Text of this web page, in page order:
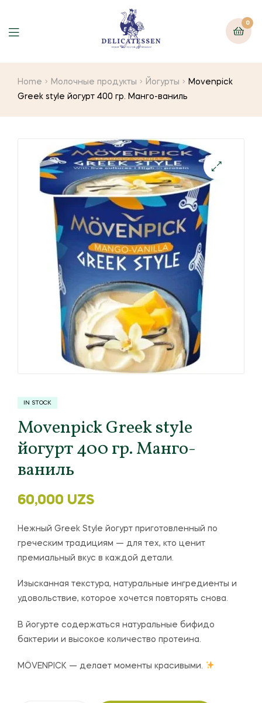
0
Home Молочные продукты Йогурты
Movenpick
Greek style йогурт 400 гр. Манго-ваниль
IN STOCK
Movenpick Greek style
йогурт 400 гр. Манго-
ваниль
60,000 UZS
Нежный Greek Style йогурт приготовленный по
греческим традициям — для тех, кто ценит
премиальный вкус в каждой детали.
Изысканная текстура, натуральные ингредиенты и
удовольствие, которое хочется повторять снова.
В йогурте содержаться натуральные бифидо
бактерии и высокое количество протеина.
MÖVENPICK — делает моменты красивыми.